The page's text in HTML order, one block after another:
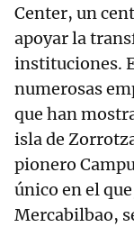
Center, un
apoyar la
instituciones.
numerosas
que han
isla de
pionero
único en el
Mercabilbao,